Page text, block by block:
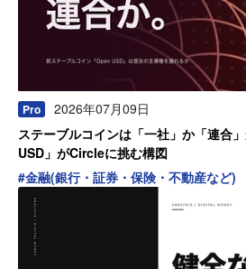
Pro
2026年07月09日
ステーブルコインは「一社」か「連
USD」がCircleに挑む構図
#金融(銀行・証券・保険・不動産など)